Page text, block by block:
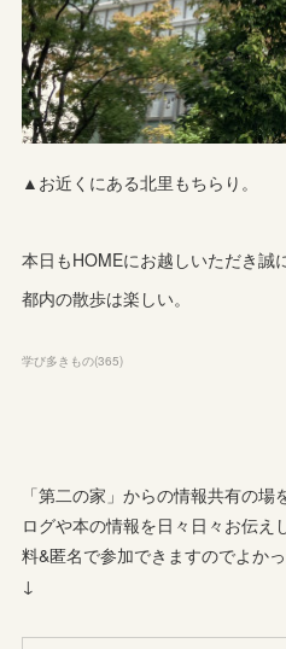
▲お近くにある北里もちらり。
本日もHOMEにお越しいただき誠
都内の散歩は楽しい。
学び多きもの(365)
「第二の家」からの情報共有の
ログや本の情報を日々日々お伝え
料&匿名で参加できますのでよか
↓